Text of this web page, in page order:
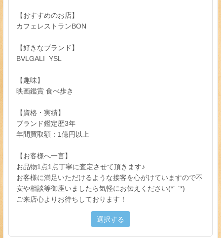
【おすすめのお店】
カフェレストランBON
【好きなブランド】
BVLGALI YSL
【趣味】
映画鑑賞 食べ歩き
【資格・実績】
ブランド鑑定歴3年
年間買取額：1億円以上
【お客様へ一言】
お品物1点1点丁寧に査定させて頂きます♪
お客様に満足いただけるような接客を心がけていますので不
安や相談等御座いましたら気軽にお伝えください(*´ `*)
ご来店心よりお待ちしております！
選択する